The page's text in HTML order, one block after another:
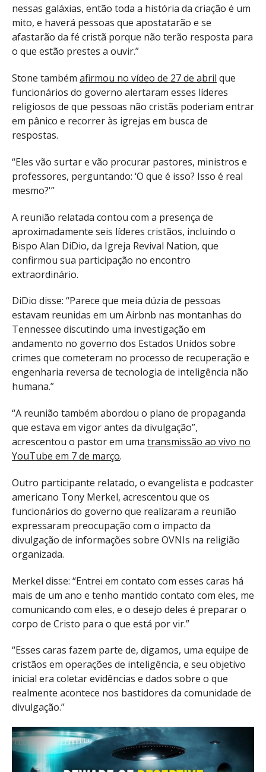
nessas galáxias, então toda a história da criação é um
mito, e haverá pessoas que apostatarão e se
afastarão da fé cristã porque não terão resposta para
o que estão prestes a ouvir.”
Stone também afirmou no vídeo de 27 de abril que
funcionários do governo alertaram esses líderes
religiosos de que pessoas não cristãs poderiam entrar
em pânico e recorrer às igrejas em busca de
respostas.
“Eles vão surtar e vão procurar pastores, ministros e
professores, perguntando: ‘O que é isso? Isso é real
mesmo?'”
A reunião relatada contou com a presença de
aproximadamente seis líderes cristãos, incluindo o
Bispo Alan DiDio, da Igreja Revival Nation, que
confirmou sua participação no encontro
extraordinário.
DiDio disse: “Parece que meia dúzia de pessoas
estavam reunidas em um Airbnb nas montanhas do
Tennessee discutindo uma investigação em
andamento no governo dos Estados Unidos sobre
crimes que cometeram no processo de recuperação e
engenharia reversa de tecnologia de inteligência não
humana.”
“A reunião também abordou o plano de propaganda
que estava em vigor antes da divulgação”,
acrescentou o pastor em uma transmissão ao vivo no
YouTube em 7 de março.
Outro participante relatado, o evangelista e podcaster
americano Tony Merkel, acrescentou que os
funcionários do governo que realizaram a reunião
expressaram preocupação com o impacto da
divulgação de informações sobre OVNIs na religião
organizada.
Merkel disse: “Entrei em contato com esses caras há
mais de um ano e tenho mantido contato com eles, me
comunicando com eles, e o desejo deles é preparar o
corpo de Cristo para o que está por vir.”
“Esses caras fazem parte de, digamos, uma equipe de
cristãos em operações de inteligência, e seu objetivo
inicial era coletar evidências e dados sobre o que
realmente acontece nos bastidores da comunidade de
divulgação.”